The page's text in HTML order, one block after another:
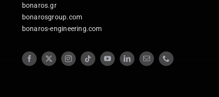
bonaros.gr
bonarosgroup.com
bonaros-engineering.com